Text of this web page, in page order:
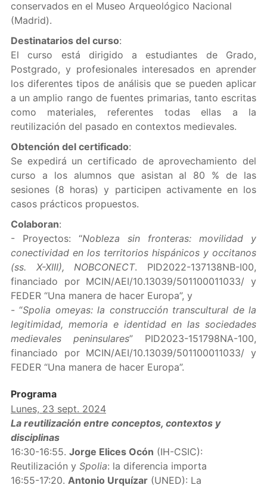
conservados en el Museo Arqueológico Nacional
(Madrid).
Destinatarios del curso:
El curso está dirigido a estudiantes de Grado,
Postgrado, y profesionales interesados en aprender
los diferentes tipos de análisis que se pueden aplicar
a un amplio rango de fuentes primarias, tanto escritas
como materiales, referentes todas ellas a la
reutilización del pasado en contextos medievales.
Obtención del certificado:
Se expedirá un certificado de aprovechamiento del
curso a los alumnos que asistan al 80 % de las
sesiones (8 horas) y participen activamente en los
casos prácticos propuestos.
Colaboran:
- Proyectos: “Nobleza sin fronteras: movilidad y
conectividad en los territorios hispánicos y occitanos
(ss. X-XIII), NOBCONECT. PID2022-137138NB-I00,
financiado por MCIN/AEI/10.13039/501100011033/ y
FEDER “Una manera de hacer Europa”, y
- “Spolia omeyas: la construcción transcultural de la
legitimidad, memoria e identidad en las sociedades
medievales peninsulares” PID2023-151798NA-100,
financiado por MCIN/AEI/10.13039/501100011033/ y
FEDER “Una manera de hacer Europa”.
Programa
Lunes, 23 sept. 2024
La reutilización entre conceptos, contextos y
disciplinas
16:30-16:55. Jorge Elices Ocón (IH-CSIC):
Reutilización y Spolia: la diferencia importa
16:55-17:20. Antonio Urquízar(UNED): La